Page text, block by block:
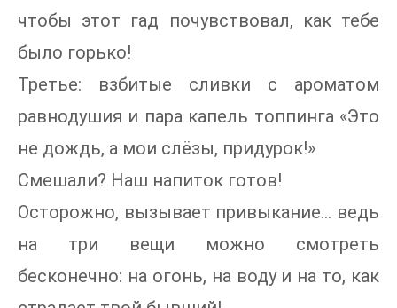
чтобы этот гад почувствовал, как тебе
было горько!
Третье: взбитые сливки с ароматом
равнодушия и пара капель топпинга «Это
не дождь, а мои слёзы, придурок!»
Смешали? Наш напиток готов!
Осторожно, вызывает привыкание… ведь
на три вещи можно смотреть
бесконечно: на огонь, на воду и на то, как